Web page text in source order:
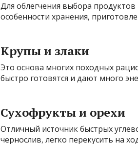
Для облегчения выбора
особенности хранения,
Крупы и злаки
Это основа многих походных
быстро готовятся и дают много
Сухофрукты и орехи
Отличный источник быстрых
чернослив, легко перекусить на